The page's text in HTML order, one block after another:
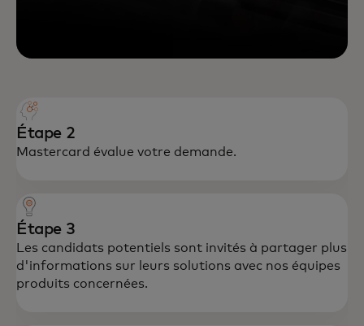
Étape 2
Mastercard évalue votre demande.
Étape 3
Les candidats potentiels sont invités à partager plus
d'informations sur leurs solutions avec nos équipes
produits concernées.